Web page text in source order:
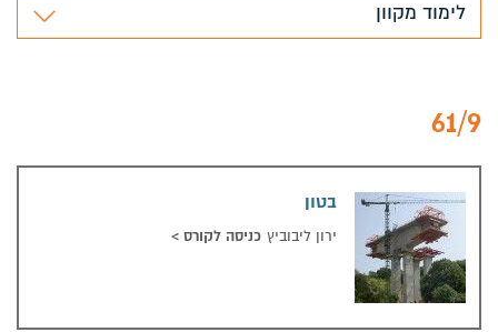
לימוד מקוון
61/9
בטון
ירון ליבוביץ כניסה לקורס >